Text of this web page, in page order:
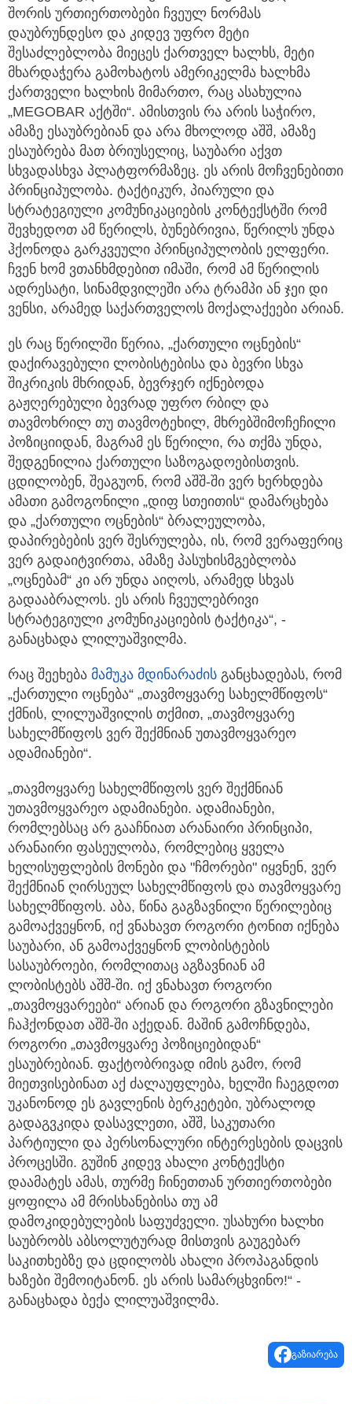
შორის ურთიერთობები ჩვეულ ნორმას
დაუბრუნდესო და კიდევ უფრო მეტი
შესაძლებლობა მიეცეს ქართველ ხალხს, მეტი
მხარდაჭერა გამოხატოს ამერიკელმა ხალხმა
ქართველი ხალხის მიმართო, რაც ასახულია
„MEGOBAR აქტში“. ამისთვის რა არის საჭირო,
ამაზე ესაუბრებიან და არა მხოლოდ აშშ, ამაზე
ესაუბრება მათ ბრიუსელიც, საუბარი აქვთ
სხვადასხვა პლატფორმაზეც. ეს არის მოჩვენებითი
პრინციპულობა. ტაქტიკურ, პიარული და
სტრატეგიული კომუნიკაციების კონტექსტში რომ
შევხედოთ ამ წერილს, ბუნებრივია, წერილს უნდა
ჰქონოდა გარკვეული პრინციპულობის ელფერი.
ჩვენ ხომ ვთანხმდებით იმაში, რომ ამ წერილის
ადრესატი, სინამდვილეში არა ტრამპი ან ჯეი დი
ვენსი, არამედ საქართველოს მოქალაქეები არიან.
ეს რაც წერილში წერია, „ქართული ოცნების“
დაქირავებული ლობისტებისა და ბევრი სხვა
შიკრიკის მხრიდან, ბევრჯერ იქნებოდა
გაჟღერებული ბევრად უფრო რბილ და
თავმოხრილ თუ თავმოტეხილ, მხრებშიმოჩეჩილი
პოზიციიდან, მაგრამ ეს წერილი, რა თქმა უნდა,
შედგენილია ქართული საზოგადოებისთვის.
ცდილობენ, შეაგუონ, რომ აშშ-ში ვერ ხერხდება
ამათი გამოგონილი „დიფ სთეითის“ დამარცხება
და „ქართული ოცნების“ ბრალეულობა,
დაპირებების ვერ შესრულება, ის, რომ ვერაფერიც
ვერ გადაიტვირთა, ამაზე პასუხისმგებლობა
„ოცნებამ“ კი არ უნდა აიღოს, არამედ სხვას
გადააბრალოს. ეს არის ჩვეულებრივი
სტრატეგიული კომუნიკაციების ტაქტიკა“, -
განაცხადა ლილუაშვილმა.
რაც შეეხება მამუკა მდინარაძის განცხადებას, რომ
„ქართული ოცნება“ „თავმოყვარე სახელმწიფოს“
ქმნის, ლილუაშვილის თქმით, „თავმოყვარე
სახელმწიფოს ვერ შექმნიან უთავმოყვარეო
ადამიანები“.
„თავმოყვარე სახელმწიფოს ვერ შექმნიან
უთავმოყვარეო ადამიანები. ადამიანები,
რომლებსაც არ გააჩნიათ არანაირი პრინციპი,
არანაირი ფასეულობა, რომლებიც ყველა
ხელისუფლების მონები და "ჩმორები" იყვნენ, ვერ
შექმნიან ღირსეულ სახელმწიფოს და თავმოყვარე
სახელმწიფოს. აბა, წინა გაგზავნილი წერილებიც
გამოაქვეყნონ, იქ ვნახავთ როგორი ტონით იქნება
საუბარი, ან გამოაქვეყნონ ლობისტების
სასაუბროები, რომლითაც აგზავნიან ამ
ლობისტებს აშშ-ში. იქ ვნახავთ როგორი
„თავმოყვარეები“ არიან და როგორი გზავნილები
ჩაჰქონდათ აშშ-ში აქედან. მაშინ გამოჩნდება,
როგორი „თავმოყვარე პოზიციებიდან“
ესაუბრებიან. ფაქტობრივად იმის გამო, რომ
მიეთვისებინათ აქ ძალაუფლება, ხელში ჩაეგდოთ
უკანონოდ ეს გავლენის ბერკეტები, უბრალოდ
გადაგვკიდა დასავლეთი, აშშ, საკუთარი
პარტიული და პერსონალური ინტერესების დაცვის
პროცესში. გუშინ კიდევ ახალი კონტექსტი
დაამატეს ამას, თურმე ჩინეთთან ურთიერთობები
ყოფილა ამ მრისხანებისა თუ ამ
დამოკიდებულების საფუძველი. უსახური ხალხი
საუბრობს აბსოლუტურად მისთვის გაუგებარ
საკითხებზე და ცდილობს ახალი პროპაგანდის
ხაზები შემოიტანონ. ეს არის სამარცხვინო!“ -
განაცხადა ბექა ლილუაშვილმა.
გაზიარება